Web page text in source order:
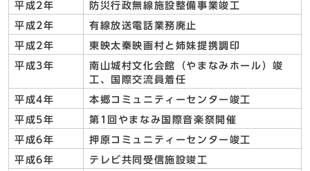
平成2年 防災行政無線施設整備事業竣工
平成2年 有線放送電話業務廃止
平成2年 東映太秦映画村と姉妹提携調印
平成3年
南山城村文化会館（やまなみホール）竣
工、国際交流員着任
平成4年 本郷コミュニティーセンター竣工
平成5年 第1回やまなみ国際音楽祭開催
平成6年 押原コミュニティーセンター竣工
平成6年 テレビ共同受信施設竣工